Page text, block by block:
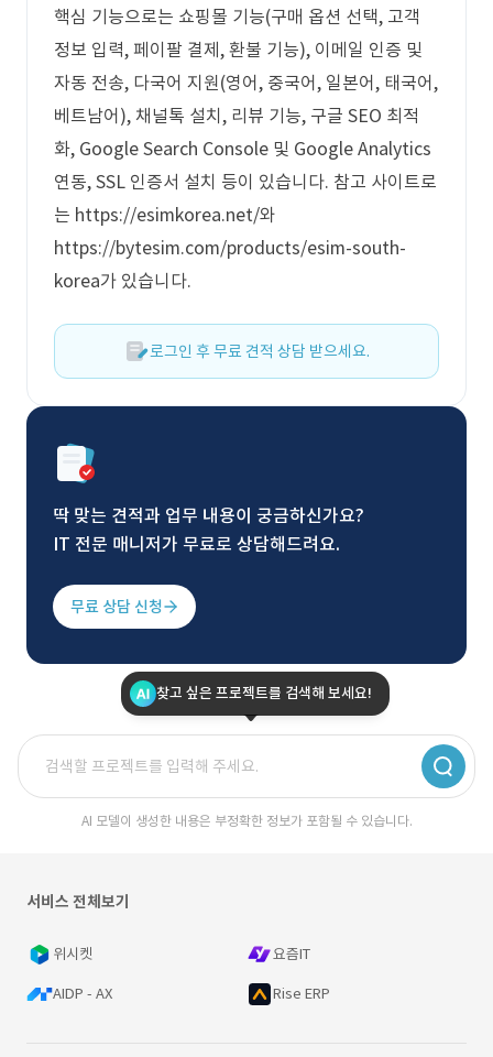
핵심 기능으로는 쇼핑몰 기능(구매 옵션 선택, 고객
정보 입력, 페이팔 결제, 환불 기능), 이메일 인증 및
자동 전송, 다국어 지원(영어, 중국어, 일본어, 태국어,
베트남어), 채널톡 설치, 리뷰 기능, 구글 SEO 최적
화, Google Search Console 및 Google Analytics
연동, SSL 인증서 설치 등이 있습니다. 참고 사이트로
는 https://esimkorea.net/와
https://bytesim.com/products/esim-south-
korea가 있습니다.
로그인 후 무료 견적 상담 받으세요.
딱 맞는 견적과 업무 내용이 궁금하신가요?
IT 전문 매니저가 무료로 상담해드려요.
무료 상담 신청
찾고 싶은 프로젝트를 검색해 보세요!
AI 모델이 생성한 내용은 부정확한 정보가 포함될 수 있습니다.
서비스 전체보기
위시켓 요즘IT
AIDP - AX Rise ERP